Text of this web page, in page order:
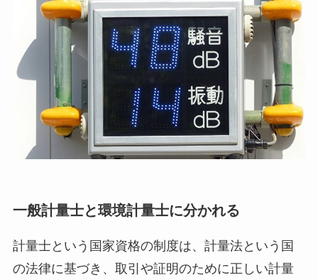
一般計量士と環境計量士に分かれる
計量士という国家資格の制度は、計量法という国
の法律に基づき、取引や証明のために正しい計量